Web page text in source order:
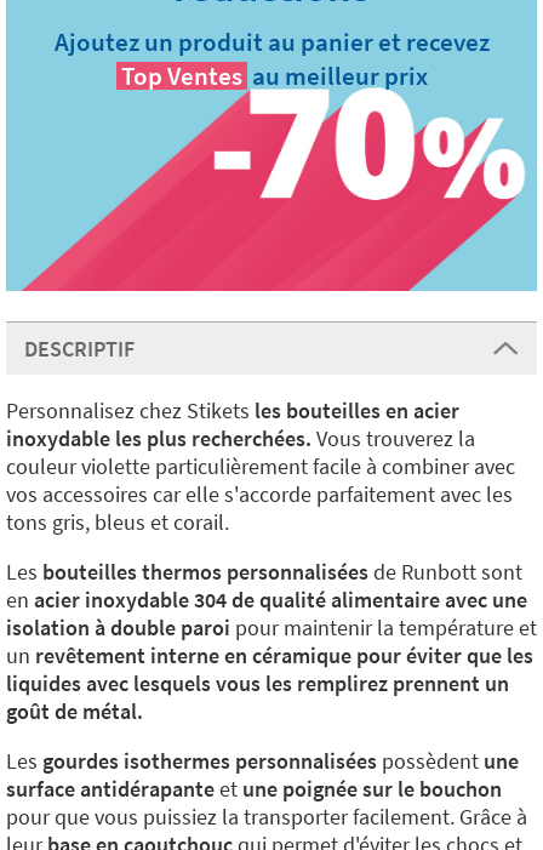
Ajoutez un produit au panier et recevez
Top Ventes au meilleur prix
DESCRIPTIF
Personnalisez chez Stikets les bouteilles en acier
inoxydable les plus recherchées. Vous trouverez la
couleur violette particulièrement facile à combiner avec
vos accessoires car elle s'accorde parfaitement avec les
tons gris, bleus et corail.
Les bouteilles thermos personnaliséesde Runbott sont
en acier inoxydable 304 de qualité alimentaire avec une
isolation à double paroi pour maintenir la température et
un revêtement interne en céramique pour éviter que les
liquides avec lesquels vous les remplirez prennent un
goût de métal.
Les gourdes isothermes personnalisées possèdent une
surface antidérapanteet une poignée sur le bouchon
pour que vous puissiez la transporter facilement. Grâce à